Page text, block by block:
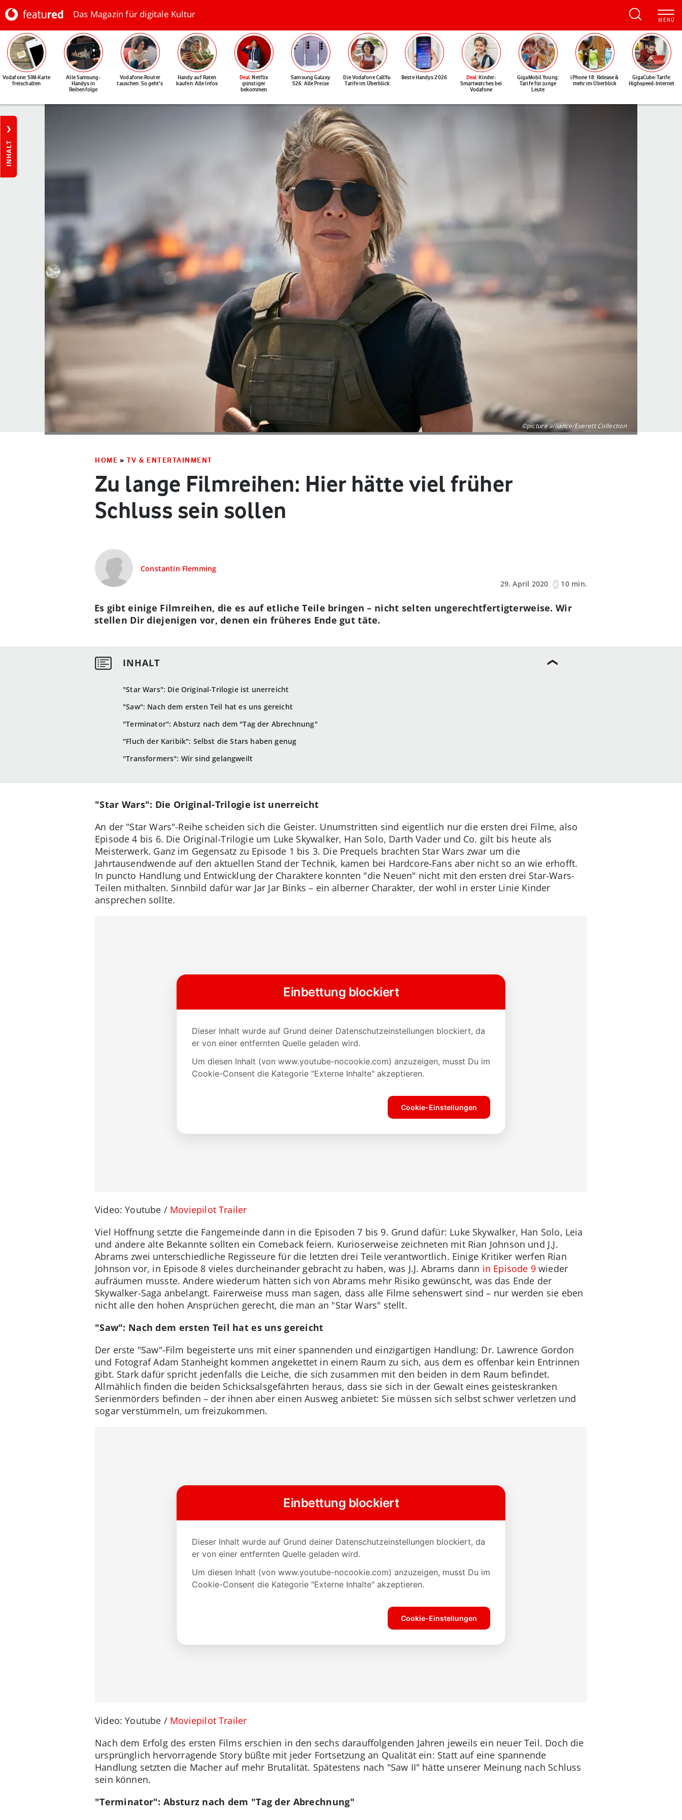
Das Magazin für digitale Kultur
Vodafone: SIM-Karte
freischalten
Alle Samsung-
Handys in
Reihenfolge
Vodafone-Router
tauschen: So geht's
Handy auf Raten
kaufen: Alle Infos
Deal: Netflix
günstiger
bekommen
Samsung Galaxy
S26: Alle Preise
Die Vodafone CallYa-
Tarife im Überblick
Beste Handys 2026 Deal: Kinder-
Smartwatches bei
Vodafone
GigaMobil Young:
Tarife für junge
Leute
iPhone 18: Release &
mehr im Überblick
GigaCube-Tarife:
Highspeed-Internet
INHALT
©picture alliance/Everett Collection
HOME » TV & ENTERTAINMENT
Zu lange Filmreihen: Hier hätte viel früher
Schluss sein sollen
Constantin Flemming
29. April 2020
10 min.
"Star Wars": Die Original-Trilogie ist unerreicht
"Saw": Nach dem ersten Teil hat es uns gereicht
"Terminator": Absturz nach dem "Tag der Abrechnung"
"Fluch der Karibik": Selbst die Stars haben genug
"Transformers": Wir sind gelangweilt
Es gibt einige Filmreihen, die es auf etliche Teile bringen – nicht selten ungerechtfertigterweise. Wir
stellen Dir diejenigen vor, denen ein früheres Ende gut täte.
"Star Wars": Die Original-Trilogie ist unerreicht
An der "Star Wars"-Reihe scheiden sich die Geister. Unumstritten sind eigentlich nur die ersten drei Filme, also
Episode 4 bis 6. Die Original-Trilogie um Luke Skywalker, Han Solo, Darth Vader und Co. gilt bis heute als
Meisterwerk. Ganz im Gegensatz zu Episode 1 bis 3. Die Prequels brachten Star Wars zwar um die
Jahrtausendwende auf den aktuellen Stand der Technik, kamen bei Hardcore-Fans aber nicht so an wie erhofft.
In puncto Handlung und Entwicklung der Charaktere konnten "die Neuen" nicht mit den ersten drei Star-Wars-
Teilen mithalten. Sinnbild dafür war Jar Jar Binks – ein alberner Charakter, der wohl in erster Linie Kinder
ansprechen sollte.
Video: Youtube / Moviepilot Trailer
Viel Hoffnung setzte die Fangemeinde dann in die Episoden 7 bis 9. Grund dafür: Luke Skywalker, Han Solo, Leia
und andere alte Bekannte sollten ein Comeback feiern. Kurioserweise zeichneten mit Rian Johnson und J.J.
Abrams zwei unterschiedliche Regisseure für die letzten drei Teile verantwortlich. Einige Kritiker werfen Rian
Johnson vor, in Episode 8 vieles durcheinander gebracht zu haben, was J.J. Abrams dann in Episode 9wieder
aufräumen musste. Andere wiederum hätten sich von Abrams mehr Risiko gewünscht, was das Ende der
Skywalker-Saga anbelangt. Fairerweise muss man sagen, dass alle Filme sehenswert sind – nur werden sie eben
nicht alle den hohen Ansprüchen gerecht, die man an "Star Wars" stellt.
"Saw": Nach dem ersten Teil hat es uns gereicht
Der erste "Saw"-Film begeisterte uns mit einer spannenden und einzigartigen Handlung: Dr. Lawrence Gordon
und Fotograf Adam Stanheight kommen angekettet in einem Raum zu sich, aus dem es offenbar kein Entrinnen
gibt. Stark dafür spricht jedenfalls die Leiche, die sich zusammen mit den beiden in dem Raum befindet.
Allmählich finden die beiden Schicksalsgefährten heraus, dass sie sich in der Gewalt eines geisteskranken
Serienmörders befinden – der ihnen aber einen Ausweg anbietet: Sie müssen sich selbst schwer verletzen und
sogar verstümmeln, um freizukommen.
Video: Youtube / Moviepilot Trailer
Nach dem Erfolg des ersten Films erschien in den sechs darauffolgenden Jahren jeweils ein neuer Teil. Doch die
ursprünglich hervorragende Story büßte mit jeder Fortsetzung an Qualität ein: Statt auf eine spannende
Handlung setzten die Macher auf mehr Brutalität. Spätestens nach "Saw II" hätte unserer Meinung nach Schluss
sein können.
"Terminator": Absturz nach dem "Tag der Abrechnung"